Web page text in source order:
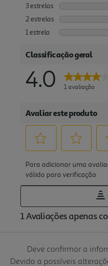
Deve confirmar a
Devido a possíveis